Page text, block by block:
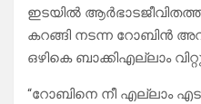
ഇടയിൽ
കറങ്ങി നടന്ന റോബിൻ
ഒഴികെ ബാക്കിഎല്ലാം
“റോബിനെ നീ എല്ലാം